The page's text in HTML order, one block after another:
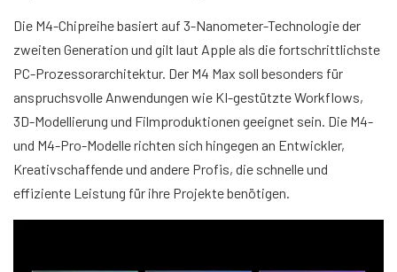
Die M4-Chipreihe basiert auf 3-Nanometer-Technologie der
zweiten Generation und gilt laut Apple als die fortschrittlichste
PC-Prozessorarchitektur. Der M4 Max soll besonders für
anspruchsvolle Anwendungen wie KI-gestützte Workflows,
3D-Modellierung und Filmproduktionen geeignet sein. Die M4-
und M4-Pro-Modelle richten sich hingegen an Entwickler,
Kreativschaffende und andere Profis, die schnelle und
effiziente Leistung für ihre Projekte benötigen.